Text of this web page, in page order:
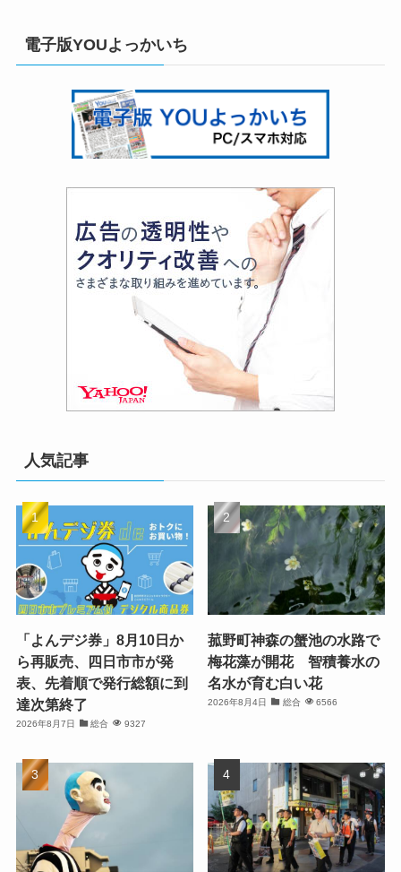
電子版YOUよっかいち
人気記事
「よんデジ券」8月10日か
ら再販売、四日市市が発
表、先着順で発行総額に到
達次第終了
2026年8月7日 総合 9327
菰野町神森の蟹池の水路で
梅花藻が開花 智積養水の
名水が育む白い花
2026年8月4日 総合 6566